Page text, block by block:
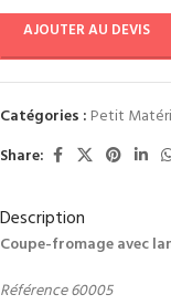
AJOUTER AU DEVIS
Catégories : Petit
Share:
Description
Coupe-fromage avec
Référence 60005